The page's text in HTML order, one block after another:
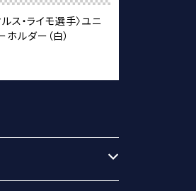
ス・ライモ選手〉ユニ
ホルダー（白）